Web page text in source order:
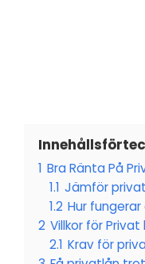
1 Bra Ränta På
1.1 Jämför
1.2 Hur
2 Villkor för Privat
2.1 Krav för